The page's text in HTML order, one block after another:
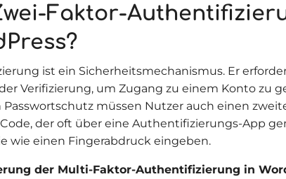
Faktor-
ist ein Sicherheitsmechanismus. Er
Verifizierung, um Zugang zu einem Konto zu
Passwortschutz müssen Nutzer auch einen
der oft über eine Authentifizierungs-App
wie einen Fingerabdruck eingeben.
der Multi-Faktor-Authentifizierung in